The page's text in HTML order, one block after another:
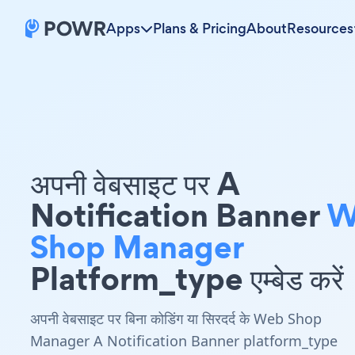
Apps Plans & PricingAboutResources
अपनी वेबसाइट पर A
Notification Banner
Shop Manager
Platform_type एम्बेड करें
अपनी वेबसाइट पर बिना कोडिंग या सिरदर्द के Web Shop
Manager A Notification Banner platform_type